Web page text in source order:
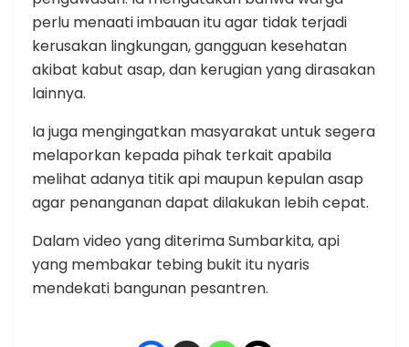
perlu menaati imbauan itu agar tidak terjadi
kerusakan lingkungan, gangguan kesehatan
akibat kabut asap, dan kerugian yang dirasakan
lainnya.
Ia juga mengingatkan masyarakat untuk segera
melaporkan kepada pihak terkait apabila
melihat adanya titik api maupun kepulan asap
agar penanganan dapat dilakukan lebih cepat.
Dalam video yang diterima Sumbarkita, api
yang membakar tebing bukit itu nyaris
mendekati bangunan pesantren.